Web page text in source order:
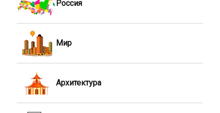
Россия
Мир
Архитектура